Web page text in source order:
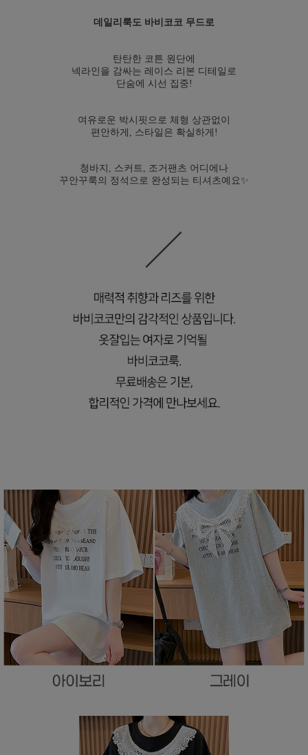
데일리룩도 바비코코 무드로
탄탄한 코튼 원단에
넥라인을 감싸는 레이스 리본 디테일로
단숨에 시선 집중!
여유로운 박시핏으로 체형 상관없이
편안하게, 스타일은 확실하게!
청바지, 스커트, 조거팬츠 어디에나
꾸안꾸룩의 정석으로 완성되는 티셔츠예요✨